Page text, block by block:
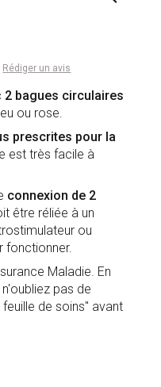
Rédiger un avis
2 bagues circulaires
ou rose.
prescrites pour la
est très facile à
connexion de 2
être réliée à un
ou
fonctionner.
Maladie. En
pas de
de soins" avant